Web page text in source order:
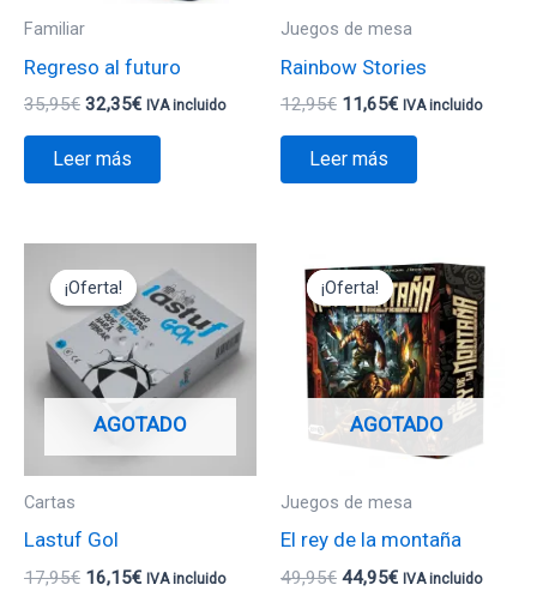
Familiar
Regreso al futuro
35,95€ 32,35€ IVA incluido
Leer más
Juegos de mesa
Rainbow Stories
12,95€ 11,65€ IVA incluido
Leer más
¡Oferta!
AGOTADO
¡Oferta!
Cartas
Lastuf Gol
17,95€
precio
original
era:
17,95€.
16,15€
precio
actual
es:
16,15€.
IVA incluido
¡Oferta!
AGOTADO
¡Oferta!
Juegos de mesa
El rey de la montaña
49,95€
precio
original
era:
49,95€.
44,95€
precio
actual
es:
44,95€.
IVA incluido